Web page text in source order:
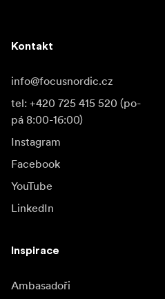
Kontakt
info@focusnordic.cz
tel: +420 725 415 520 (po-
pá 8:00-16:00)
Instagram
Facebook
YouTube
LinkedIn
Inspirace
Ambasadoři